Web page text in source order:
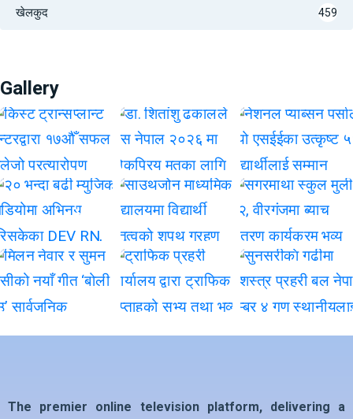
खेलकुद 459
Gallery
The premier online television platform, delivering a